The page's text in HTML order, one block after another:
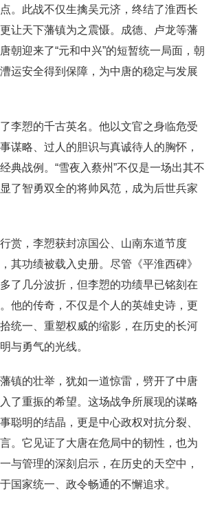
。此战不仅生擒吴元济，终结了淮西长
让天下藩镇为之震慑。成德、卢龙等藩
朝迎来了“元和中兴”的短暂统一局面，朝
运安全得到保障，为中唐的稳定与发展
李愬的千古英名。他以文官之身临危受
谋略、过人的胆识与真诚待人的胸怀，
典战例。“雪夜入蔡州”不仅是一场出其不
了智勇双全的将帅风范，成为后世兵家
赏，李愬获封凉国公、山南东道节度
其功绩被载入史册。尽管《平淮西碑》
了几分波折，但李愬的功绩早已铭刻在
他的传奇，不仅是个人的英雄史诗，更
统一、重塑权威的缩影，在历史的长河
与勇气的光线。
镇的壮举，犹如一道惊雷，劈开了中唐
了重振的希望。这场战争所展现的谋略
聪明的结晶，更是中心政权对抗分裂、
。它见证了大唐在危局中的韧性，也为
与管理的深刻启示，在历史的天空中，
国家统一、政令畅通的不懈追求。